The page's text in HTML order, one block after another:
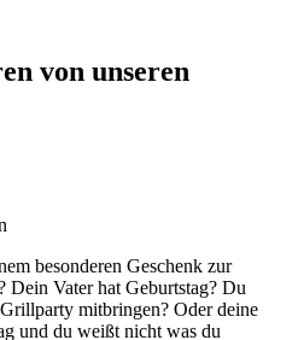
von unseren
besonderen Geschenk zur
Dein Vater hat Geburtstag? Du
mitbringen? Oder deine
und du weißt nicht was du